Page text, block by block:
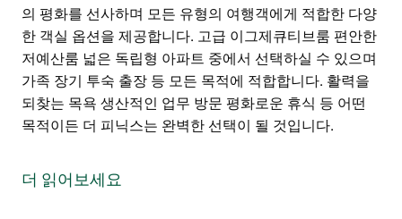
의 평화를 선사하며 모든 유형의 여행객에게 적합한 다양
한 객실 옵션을 제공합니다. 고급 이그제큐티브룸 편안한
저예산룸 넓은 독립형 아파트 중에서 선택하실 수 있으며
가족 장기 투숙 출장 등 모든 목적에 적합합니다. 활력을
되찾는 목욕 생산적인 업무 방문 평화로운 휴식 등 어떤
목적이든 더 피닉스는 완벽한 선택이 될 것입니다.
수와 스파 시설 그리고 상쾌한 수영장을 갖춘 최고의 휴식
더 읽어보세요